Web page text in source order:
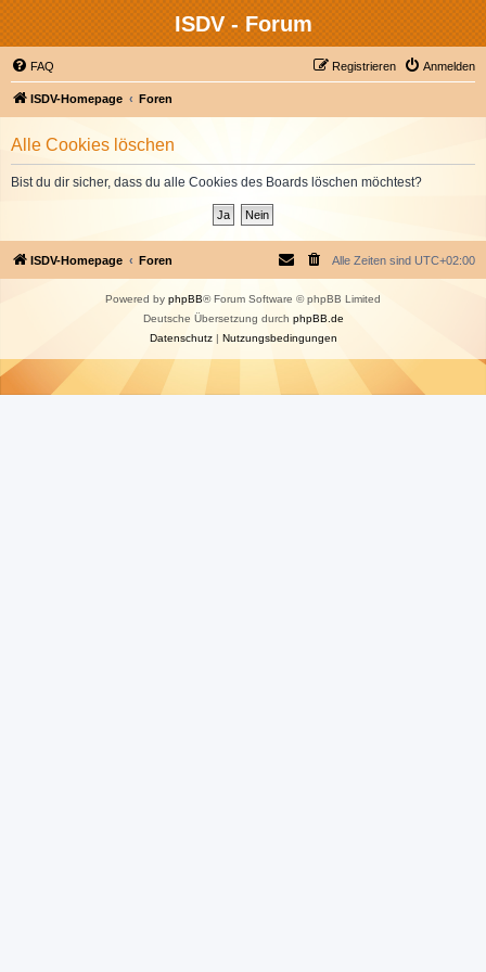
ISDV - Forum
FAQ Anmelden
Registrieren
ISDV-Homepage Foren
Alle Cookies löschen
Bist du dir sicher, dass du alle Cookies des Boards löschen möchtest?
ISDV-Homepage Foren Alle Zeiten sind UTC+02:00
Powered by phpBB® Forum Software © phpBB Limited
Deutsche Übersetzung durch phpBB.de
Datenschutz| Nutzungsbedingungen